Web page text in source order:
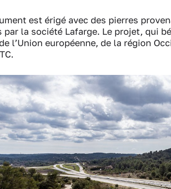
est érigé avec des pierres
par la société Lafarge. Le projet, qui
l’Union européenne, de la région